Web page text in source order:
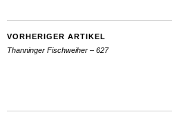
VORHERIGER ARTIKEL
Thanninger Fischweiher – 627